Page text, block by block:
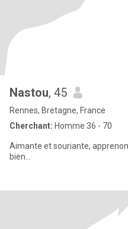
Nastou, 45
Rennes, Bretagne, France
Cherchant: Homme 36 - 70
Aimante et souriante,
bien...